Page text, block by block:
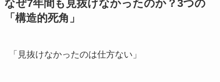
なぜ7年間も見抜けなかったのか？3つの
「構造的死角」
「見抜けなかったのは仕方ない」